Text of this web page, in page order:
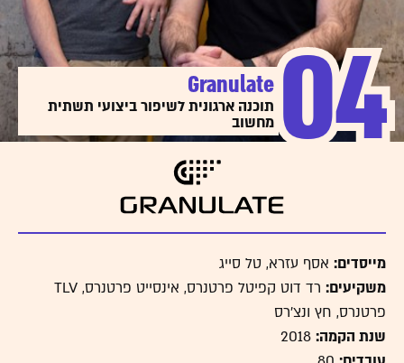
כפי שמבוגרים יותר 'שתו' בילדותם כל מה שהמנחה בערוץ
MTV הוציא מפיו".
קראו עוד